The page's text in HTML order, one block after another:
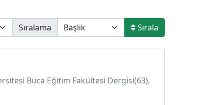
Sıralama Sırala
Buca Eğitim Fakültesi Dergisi(63),